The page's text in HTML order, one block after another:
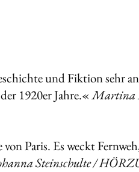
und Fiktion sehr
1920er Jahre.«Martina
Paris. Es weckt
Steinschulte /